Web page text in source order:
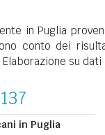
in Puglia
conto dei
su dati
137
in Puglia